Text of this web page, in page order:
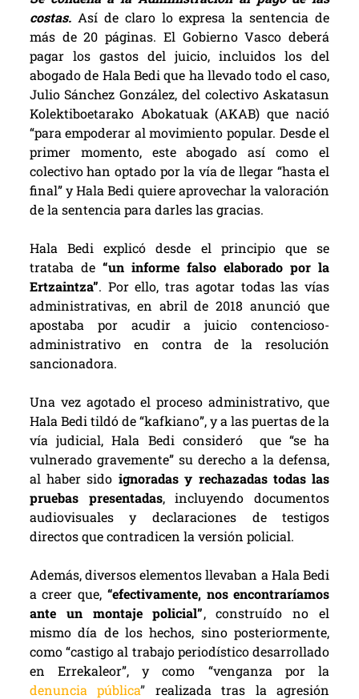
costas. Así de claro lo expresa la sentencia de
más de 20 páginas. El Gobierno Vasco deberá
pagar los gastos del juicio, incluidos los del
abogado de Hala Bedi que ha llevado todo el caso,
Julio Sánchez González, del colectivo Askatasun
Kolektiboetarako Abokatuak (AKAB) que nació
“para empoderar al movimiento popular. Desde el
primer momento, este abogado así como el
colectivo han optado por la vía de llegar “hasta el
final” y Hala Bedi quiere aprovechar la valoración
de la sentencia para darles las gracias.
Hala Bedi explicó desde el principio que se
trataba de “un informe falso elaborado por la
Ertzaintza”. Por ello, tras agotar todas las vías
administrativas, en abril de 2018 anunció que
apostaba por acudir a juicio contencioso-
administrativo en contra de la resolución
sancionadora.
Una vez agotado el proceso administrativo, que
Hala Bedi tildó de “kafkiano”, y a las puertas de la
vía judicial, Hala Bedi consideró que “se ha
vulnerado gravemente” su derecho a la defensa,
al haber sido ignoradas y rechazadas todas las
pruebas presentadas, incluyendo documentos
audiovisuales y declaraciones de testigos
directos que contradicen la versión policial.
Además, diversos elementos llevaban a Hala Bedi
a creer que, “efectivamente, nos encontraríamos
ante un montaje policial”, construído no el
mismo día de los hechos, sino posteriormente,
como “castigo al trabajo periodístico desarrollado
en Errekaleor”, y como “venganza por la
denuncia pública” realizada tras la agresión